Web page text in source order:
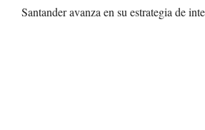
Santander avanza en su estrategia de